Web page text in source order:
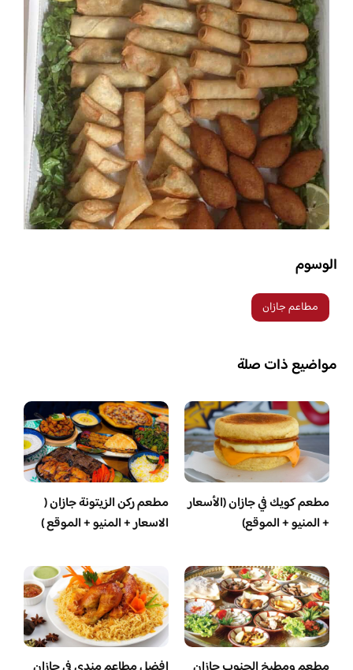
الوسوم
مطاعم جازان
مواضيع ذات صلة
مطعم كويك في جازان (الأسعار
+ المنيو + الموقع)
مطعم ركن الزيتونة جازان (
الاسعار + المنيو + الموقع )